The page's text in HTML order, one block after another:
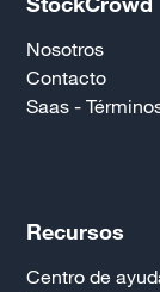
Nosotros
Contacto
Saas -
Recursos
Centro de